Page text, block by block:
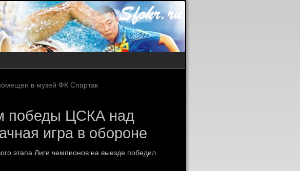
в музей ФК Спартак
победы ЦСКА над
игра в обороне
этапа Лиги чемпионов на выезде победил